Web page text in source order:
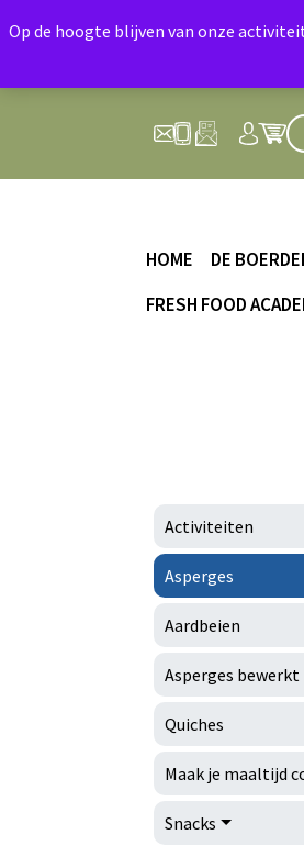
HOME DE
FRESH FOOD
Activiteiten
Asperges
Aardbeien
Asperges bewerkt
Quiches
Maak je maaltijd
Snacks
Op de hoogte blijven van onze